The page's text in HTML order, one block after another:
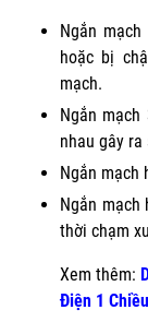
Ngắn
hoặc bị
mạch.
Ngắn
nhau gây
Ngắn mạch
Ngắn
thời chạm
Xem thêm:
Điện 1 Chiều